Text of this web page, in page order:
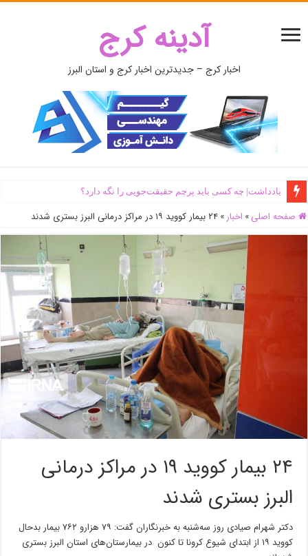
آدینه کرج
اخبار کرج – جدیدترین اخبار کرج و استان البرز
یادداشت| ‌چه کسی باید پرچم حقیقت‌جویی را نگه دارد؟
صفحه اصلی » اخبار » ۲۴ بیمار کووید ۱۹ در مراکز درمانی البرز بستری شدند
۲۴ بیمار کووید ۱۹ در مراکز درمانی
البرز بستری شدند
دکتر شهرام صیادی روز سه‌شنبه به خبرنگاران گفت: ۷۹ هزارو ۷۶۲ بیمار بدحال
کووید ۱۹ از ابتدای شیوع کرونا تا کنون در بیمارستان‌های استان البرز بستری